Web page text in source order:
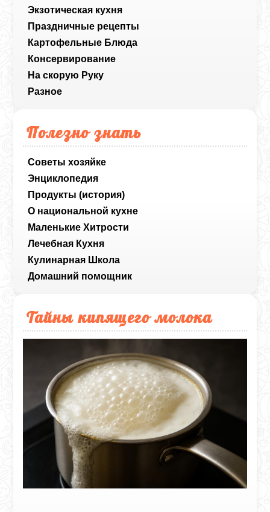
Экзотическая кухня
Праздничные рецепты
Картофельные Блюда
Консервирование
На скорую Руку
Разное
Полезно знать
Советы хозяйке
Энциклопедия
Продукты (история)
О национальной кухне
Маленькие Хитрости
Лечебная Кухня
Кулинарная Школа
Домашний помощник
Тайны кипящего молока